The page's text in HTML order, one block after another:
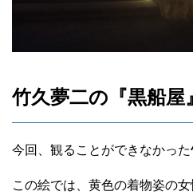
竹久夢二の『黒船屋
今回、観ることができなかった
この絵では、黄色の着物姿の